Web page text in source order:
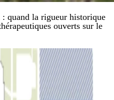
quand la rigueur historique
ouverts sur le